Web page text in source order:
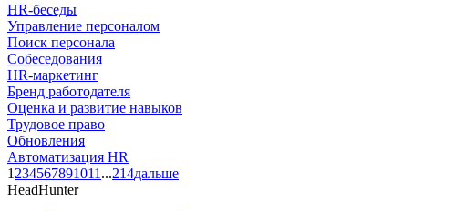
HR-беседы
Управление персоналом
Поиск персонала
Собеседования
HR-маркетинг
Бренд работодателя
Оценка и развитие навыков
Трудовое право
Обновления
Автоматизация HR
1 234567891011 ...214дальше
HeadHunter